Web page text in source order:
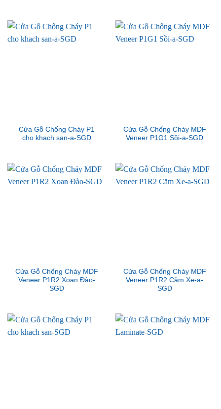
Cửa Gỗ Chống Cháy P1
cho khach san-a-SGD
Cửa Gỗ Chống Cháy MDF
Veneer P1G1 Sồi-a-SGD
Cửa Gỗ Chống Cháy MDF
Veneer P1R2 Xoan Đào-
SGD
Cửa Gỗ Chống Cháy MDF
Veneer P1R2 Căm Xe-a-
SGD